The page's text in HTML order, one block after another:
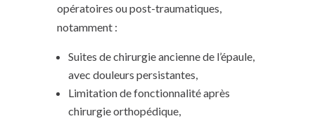
opératoires ou post-traumatiques,
notamment :
Suites de chirurgie ancienne de l’épaule,
avec douleurs persistantes,
Limitation de fonctionnalité après
chirurgie orthopédique,